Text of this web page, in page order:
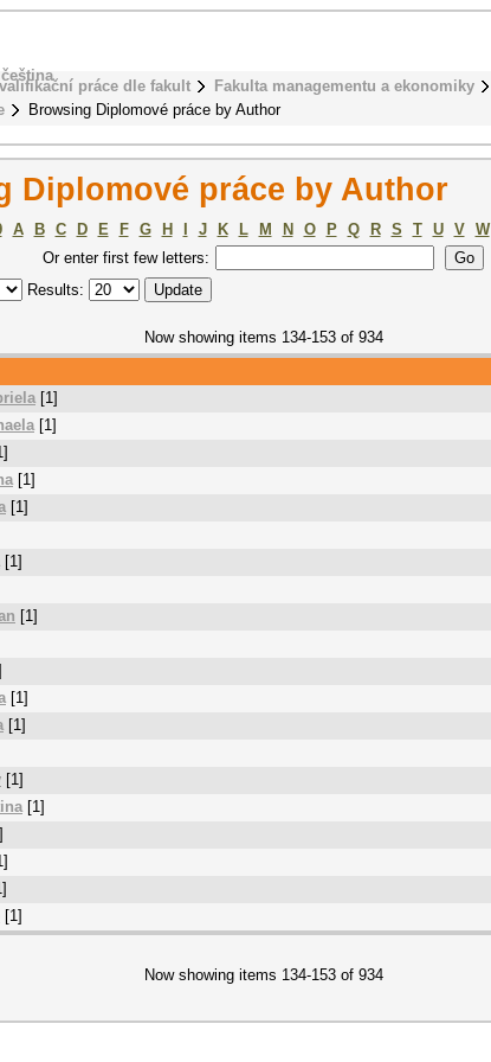
práce dle fakult Fakulta managementu a ekonomiky
Browsing Diplomové práce by Author
čeština
Diplomové práce by Author
A B C D E F G H J K L M N O P Q R S T U V W
Or enter first few letters:
Results:
Now showing items 134-153 of 934
[1]
[1]
[1]
[1]
[1]
[1]
[1]
[1]
[1]
[1]
[1]
Now showing items 134-153 of 934